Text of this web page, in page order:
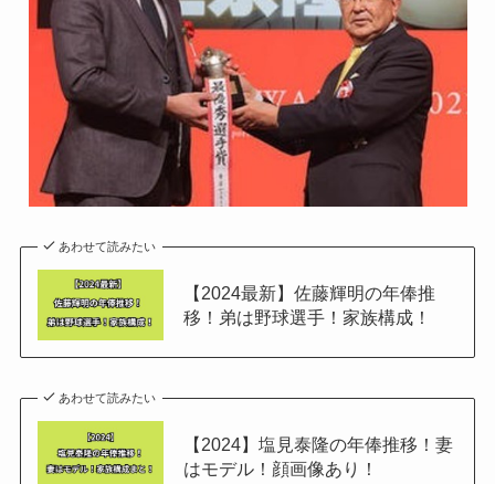
あわせて読みたい
【2024最新】佐藤輝明の年俸推
移！弟は野球選手！家族構成！
あわせて読みたい
【2024】塩見泰隆の年俸推移！妻
はモデル！顔画像あり！